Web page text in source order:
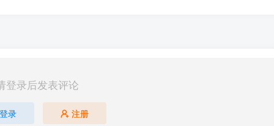
登录后发表评论
登录 注册